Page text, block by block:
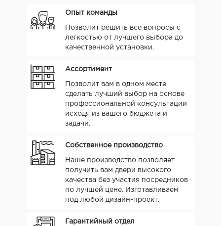
Опыт команды
Позволит решить все вопросы с
легкостью от лучшего выбора до
качественной установки.
Ассортимент
Позволит вам в одном месте
сделать лучший выбор на основе
профессиональной консультации
исходя из вашего бюджета и
задачи.
Собственное производство
Наше производство позволяет
получить вам двери высокого
качества без участия посредников
по лучшей цене. Изготавливаем
под любой дизайн-проект.
Гарантийный отдел